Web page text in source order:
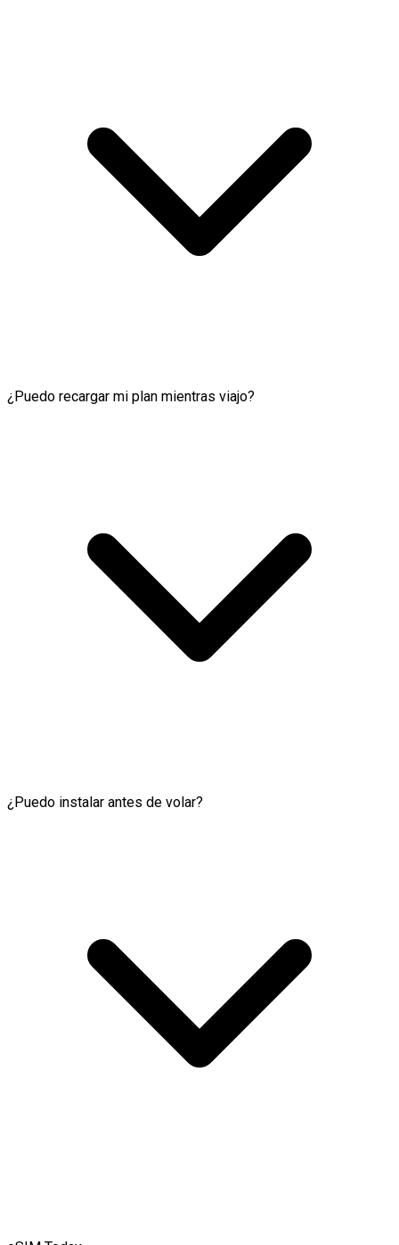
¿Puedo recargar mi plan mientras viajo?
¿Puedo instalar antes de volar?